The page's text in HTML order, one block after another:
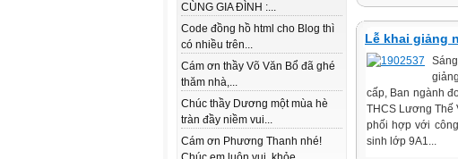
CÙNG GIA ĐÌNH :...
Code đồng hồ html cho Blog thì
có nhiều trên...
Cám ơn thầy Võ Văn Bổ đã ghé
thăm nhà,...
Chúc thầy Dương một mùa hè
tràn đầy niềm vui...
Cám ơn Phương Thanh nhé!
Lễ khai giảng
cấp, Ban ngành
THCS Lương Thế
phối hợp với
sinh lớp 9A1...